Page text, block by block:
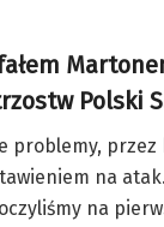
Polski
problemy,
na
na